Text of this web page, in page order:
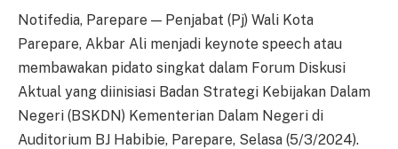
Notifedia, Parepare — Penjabat (Pj) Wali Kota
Parepare, Akbar Ali menjadi keynote speech atau
membawakan pidato singkat dalam Forum Diskusi
Aktual yang diinisiasi Badan Strategi Kebijakan Dalam
Negeri (BSKDN) Kementerian Dalam Negeri di
Auditorium BJ Habibie, Parepare, Selasa (5/3/2024).